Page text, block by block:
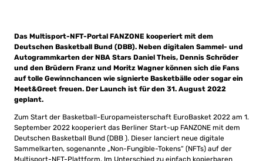
Das Multisport-NFT-Portal FANZONE kooperiert mit dem
Deutschen Basketball Bund (DBB). Neben digitalen Sammel- und
Autogrammkarten der NBA Stars Daniel Theis, Dennis Schröder
und den Brüdern Franz und Moritz Wagner können sich die Fans
auf tolle Gewinnchancen wie signierte Basketbälle oder sogar ein
Meet&Greet freuen. Der Launch ist für den 31. August 2022
geplant.
Zum Start der Basketball-Europameisterschaft EuroBasket 2022 am 1.
September 2022 kooperiert das Berliner Start-up FANZONE mit dem
Deutschen Basketball Bund (DBB ). Dieser lanciert neue digitale
Sammelkarten, sogenannte „Non-Fungible-Tokens“ (NFTs) auf der